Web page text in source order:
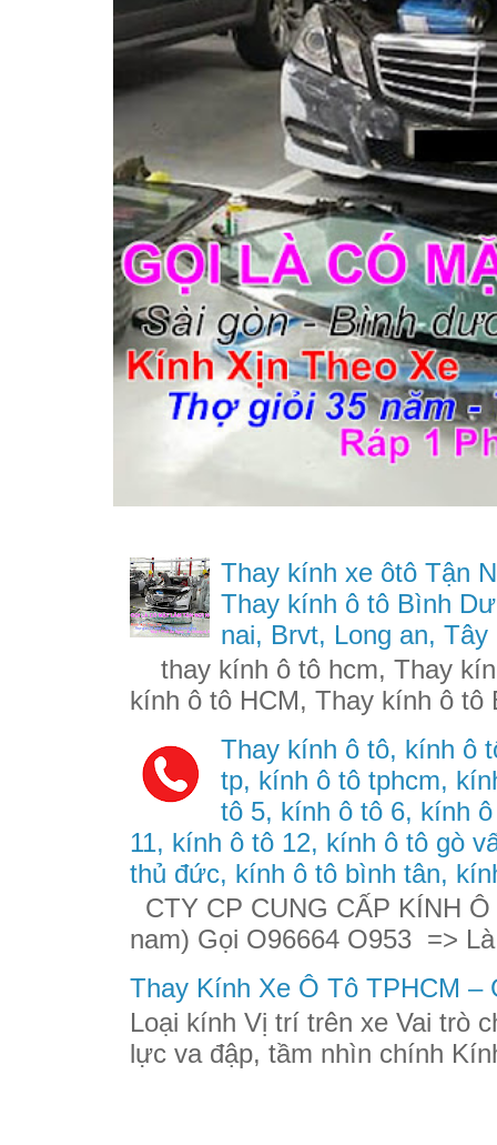
Thay kính xe ôtô Tận
Thay kính ô tô Bình
nai, Brvt, Long an,
thay kính ô tô hcm, Thay
kính ô tô HCM, Thay kính ô
Thay kính ô tô, kính ô
tp, kính ô tô tphcm,
tô 5, kính ô tô 6, kính
11, kính ô tô 12, kính ô tô gò
thủ đức, kính ô tô bình tân,
CTY CP CUNG CẤP KÍNH
nam) Gọi O96664 O953 =>
Thay Kính Xe Ô Tô TPHCM –
Loại kính Vị trí trên xe Vai trò
lực va đập, tầm nhìn chính